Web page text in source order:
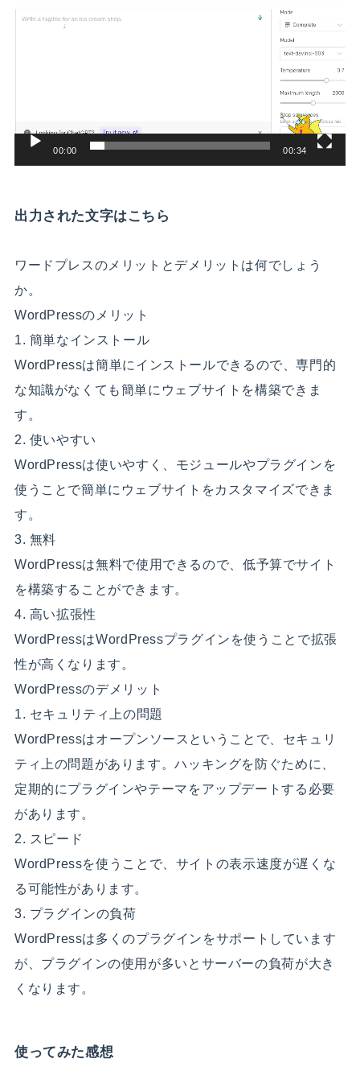
画
00:00 00:34
出力された文字はこちら
ワードプレスのメリットとデメリットは何でしょう
か。
WordPressのメリット
1. 簡単なインストール
WordPressは簡単にインストールできるので、専門的
な知識がなくても簡単にウェブサイトを構築できま
す。
2. 使いやすい
WordPressは使いやすく、モジュールやプラグインを
使うことで簡単にウェブサイトをカスタマイズできま
す。
3. 無料
WordPressは無料で使用できるので、低予算でサイト
を構築することができます。
4. 高い拡張性
WordPressはWordPressプラグインを使うことで拡張
性が高くなります。
WordPressのデメリット
1. セキュリティ上の問題
WordPressはオープンソースということで、セキュリ
ティ上の問題があります。ハッキングを防ぐために、
定期的にプラグインやテーマをアップデートする必要
があります。
2. スピード
WordPressを使うことで、サイトの表示速度が遅くな
る可能性があります。
3. プラグインの負荷
WordPressは多くのプラグインをサポートしています
が、プラグインの使用が多いとサーバーの負荷が大き
くなります。
使ってみた感想